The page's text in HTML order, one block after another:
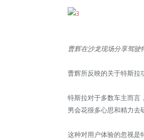
曹辉在沙龙现场分享驾驶
曹辉所反映的关于特斯拉
特斯拉对于多数车主而言
男会花很多心思和精力去
这种对用户体验的忽视是